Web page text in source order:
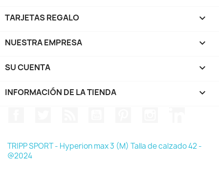
TARJETAS REGALO 
NUESTRA EMPRESA 
SU CUENTA 
INFORMACIÓN DE LA TIENDA keyboard_arrow_down
TRIPP SPORT - Hyperion max 3 (M) Talla de calzado 42 -
@2024